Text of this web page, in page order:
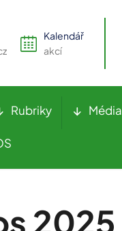
Kalendář
akcí
Rubriky Média
2025